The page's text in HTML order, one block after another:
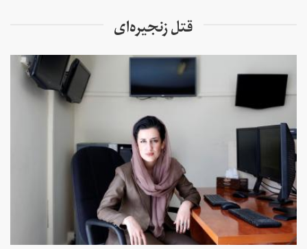
قتل زنجیره‌ای